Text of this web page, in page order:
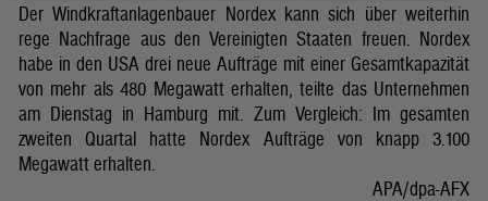
Der Windkraftanlagenbauer Nordex kann sich über weiterhin
rege Nachfrage aus den Vereinigten Staaten freuen. Nordex
habe in den USA drei neue Aufträge mit einer Gesamtkapazität
von mehr als 480 Megawatt erhalten, teilte das Unternehmen
am Dienstag in Hamburg mit. Zum Vergleich: Im gesamten
zweiten Quartal hatte Nordex Aufträge von knapp 3.100
Megawatt erhalten.
APA/dpa-AFX